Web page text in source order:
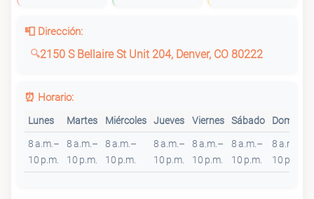
📮 Dirección:
2150 S Bellaire St Unit 204, Denver, CO 80222
⏰ Horario:
Lunes Martes Miércoles Jueves Viernes Sábado Domingo
8 a.m.–
10 p.m.
8 a.m.–
10 p.m.
8 a.m.–
10 p.m.
8 a.m.–
10 p.m.
8 a.m.–
10 p.m.
8 a.m.–
10 p.m.
8 a.m.–
10 p.m.